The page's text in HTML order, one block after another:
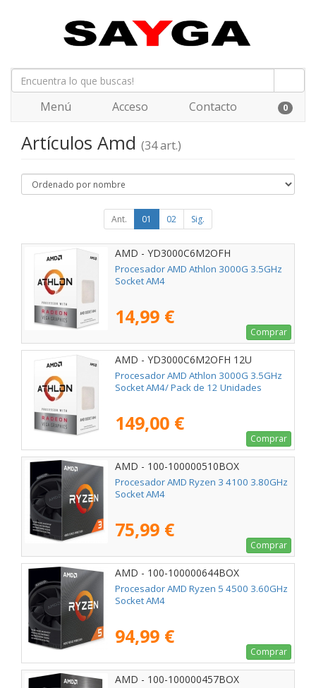
Menú Acceso Contacto 0
Artículos Amd (34 art.)
Ant. 01 02 Sig.
AMD - YD3000C6M2OFH
Procesador AMD Athlon 3000G 3.5GHz
Socket AM4
14,99 €
Comprar
AMD - YD3000C6M2OFH 12U
Procesador AMD Athlon 3000G 3.5GHz
Socket AM4/ Pack de 12 Unidades
149,00 €
Comprar
AMD - 100-100000510BOX
Procesador AMD Ryzen 3 4100 3.80GHz
Socket AM4
75,99 €
Comprar
AMD - 100-100000644BOX
Procesador AMD Ryzen 5 4500 3.60GHz
Socket AM4
94,99 €
Comprar
AMD - 100-100000457BOX